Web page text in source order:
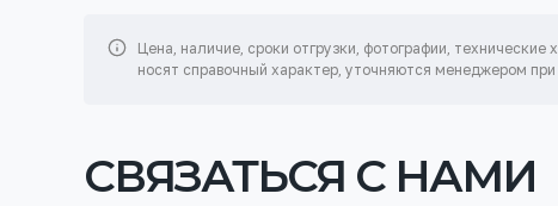
Цена, наличие, сроки отгрузки, фотографии,
носят справочный характер, уточняются менеджером
СВЯЗАТЬСЯ С НАМИ